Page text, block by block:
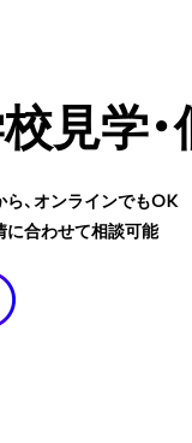
見学・
ら、オンラインでもOK
に合わせて相談可能